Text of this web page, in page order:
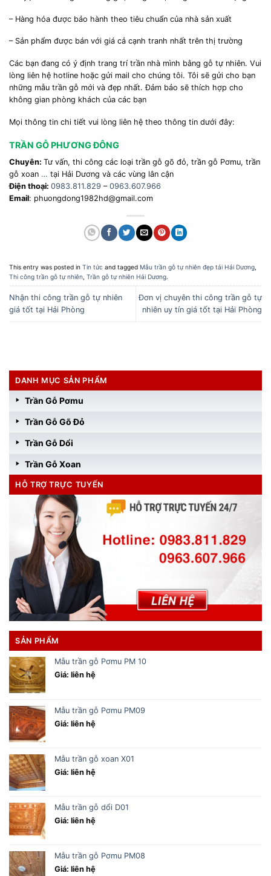
– Hàng hóa được bảo hành theo tiêu chuẩn của nhà sản xuất
– Sản phẩm được bán với giá cả cạnh tranh nhất trên thị trường
Các bạn đang có ý định trang trí trần nhà mình bằng gỗ tự nhiên. Vui
lòng liên hệ hotline hoặc gửi mail cho chúng tôi. Tôi sẽ gửi cho bạn
những mẫu trần gỗ mới và đẹp nhất. Đảm bảo sẽ thích hợp cho
không gian phòng khách của các bạn
Mọi thông tin chi tiết vui lòng liên hệ theo thông tin dưới đây:
TRẦN GỖ PHƯƠNG ĐÔNG
Chuyên: Tư vấn, thi công các loại trần gỗ gõ đỏ, trần gỗ Pơmu, trần
gỗ xoan … tại Hải Dương và các vùng lân cận
Điện thoại: 0983.811.829 – 0963.607.966
Email: phuongdong1982hd@gmail.com
This entry was posted in Tin tức and tagged Mẫu trần gỗ tự nhiên đẹp tải Hải Dương
Thi công trần gỗ tự nhiên Trần gỗ tự nhiên Hải Dương.
Nhận thi công trần gỗ tự nhiên
giá tốt tại Hải Phòng
Đơn vị chuyên thi công trần gỗ tự
nhiên uy tín giá tốt tại Hải Phòng
DANH MỤC SẢN PHẨM
Trần Gỗ Pơmu
Trần Gỗ Gõ Đỏ
Trần Gỗ Dổi
Trần Gỗ Xoan
HỖ TRỢ TRỰC TUYẾN
SẢN PHẨM
Mẫu trần gỗ Pơmu PM 10
Giá: liên hệ
Mẫu trần gỗ Pơmu PM09
Giá: liên hệ
Mẫu trần gỗ xoan X01
Giá: liên hệ
Mẫu trần gỗ dổi D01
Giá: liên hệ
Mẫu trần gỗ Pơmu PM08
Giá: liên hệ